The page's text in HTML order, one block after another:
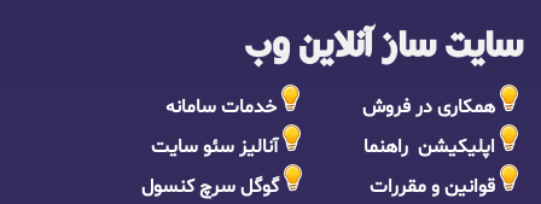
سایت ساز آنلاین وب
همکاری در فروش
خدمات سامانه
اپلیکیشن راهنما
آنالیز سئو سایت
قوانین و مقررات
گوگل سرچ کنسول